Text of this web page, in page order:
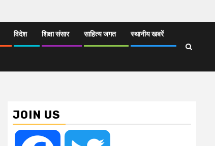
विदेश शिक्षा संसार साहित्य जगत स्थानीय खबरें
JOIN US